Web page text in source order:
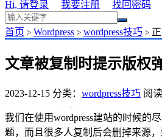
Hi, 请登录 我要注册 找回密码
首页 > Wordpress > wordpress技巧 >
文章被复制时提示版权
2023-12-15 分类： wordpress技巧 阅
我们在使用wordpress建站的时候的
题，而且很多人复制后会删掉来源